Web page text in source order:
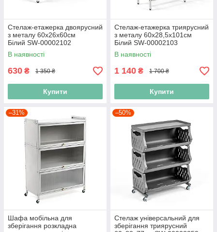
Стелаж-етажерка двоярусний
з металу 60х26х60см
Білий SW-00002102
В наявності
630 ₴ 1 350 ₴
Купити
Стелаж-етажерка триярусний
з металу 60х28,5х101см
Білий SW-00002103
В наявності
1 140 ₴ 1 700 ₴
Купити
–31%
Шафа мобільна для
зберігання розкладна
–50%
Стелаж універсальний для
зберігання триярусний